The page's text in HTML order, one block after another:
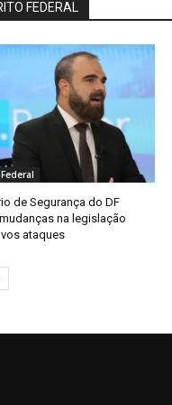
FEDERAL
de Segurança do DF
na legislação
ataques